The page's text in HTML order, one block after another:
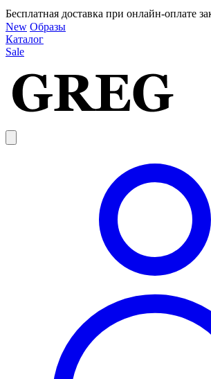
Бесплатная доставка при онлайн-оплате
New Образы
Каталог
Sale